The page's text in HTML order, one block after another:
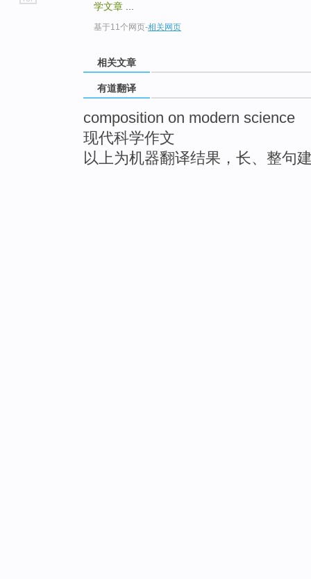
学文章
基于11个网页-相关网页
相关文章
有道翻译
composition on modern science
现代科学作文
以上为机器翻译结果，长、整句